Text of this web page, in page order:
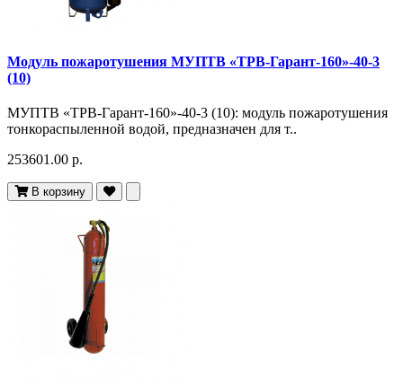
Модуль пожаротушения МУПТВ «ТРВ-Гарант-160»-40-3
(10)
МУПТВ «ТРВ-Гарант-160»-40-3 (10): модуль пожаротушения
тонкораспыленной водой, предназначен для т..
253601.00 р.
В корзину